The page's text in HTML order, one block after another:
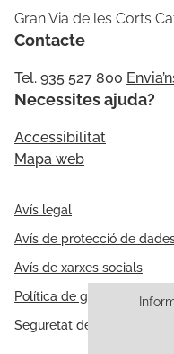
Gran Via de les Corts
Contacte
Tel. 935 527 800
Necessites ajuda?
Accessibilitat
Mapa web
Avís legal
Avís de protecció de
Avís de xarxes socials
Política de galetes
Seguretat de la informació